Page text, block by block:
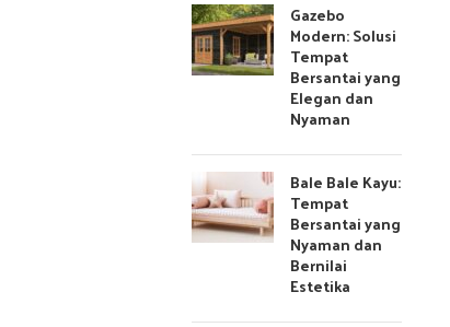
Gazebo
Modern: Solusi
Tempat
Bersantai yang
Elegan dan
Nyaman
Bale Bale Kayu:
Tempat
Bersantai yang
Nyaman dan
Bernilai
Estetika